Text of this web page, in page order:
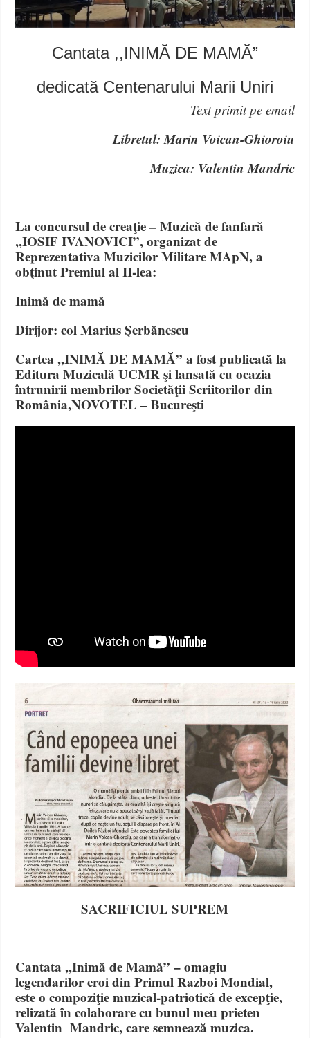
Cantata ,,INIMĂ DE MAMĂ”
dedicată Centenarului Marii Uniri
Text primit pe email
Libretul: Marin Voican-Ghioroiu
Muzica: Valentin Mandric
La concursul de creaţie – Muzică de fanfară
,,IOSIF IVANOVICI”, organizat de
Reprezentativa Muzicilor Militare MApN, a
obţinut Premiul al II-lea:
Inimă de mamă
Dirijor: col Marius Şerbănescu
Cartea ,,INIMĂ DE MAMĂ” a fost publicată la
Editura Muzicală UCMR şi lansată cu ocazia
întrunirii membrilor Societăţii Scriitorilor din
România,NOVOTEL – Bucureşti
SACRIFICIUL SUPREM
Cantata ,,Inimă de Mamă” – omagiu
legendarilor eroi din Primul Razboi Mondial,
este o compoziţie muzical-patriotică de excepţie,
relizată în colaborare cu bunul meu prieten
Valentin Mandric, care semnează muzica.